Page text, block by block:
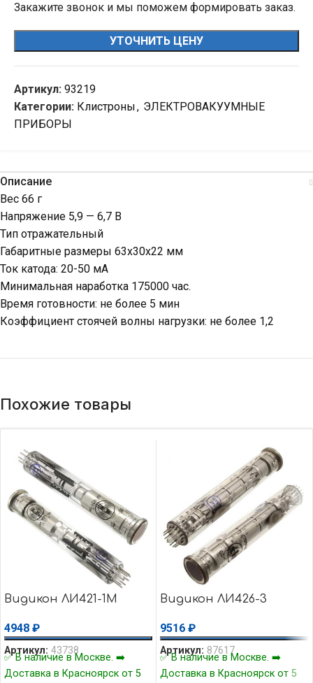
Закажите звонок и мы поможем формировать заказ.
УТОЧНИТЬ ЦЕНУ
Артикул: 93219
Категории: Клистроны, ЭЛЕКТРОВАКУУМНЫЕ
ПРИБОРЫ
Описание
Вес 66 г
Напряжение 5,9 — 6,7 В
Тип отражательный
Габаритные размеры 63х30х22 мм
Ток катода: 20-50 мА
Минимальная наработка 175000 час.
Время готовности: не более 5 мин
Коэффициент стоячей волны нагрузки: не более 1,2
Похожие товары
Видикон ЛИ421-1М
4948 ₽
Артикул: 43738
✅ В наличие в Москве. ➡️
Доставка в Красноярск от 5
Видикон ЛИ426-3
9516 ₽
Артикул: 87617
✅ В наличие в Москве. ➡️
Доставка в Красноярск от 5